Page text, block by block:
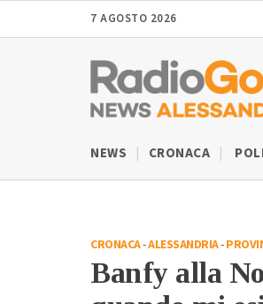
7 AGOSTO 2026
NEWS CRONACA
CRONACA-ALESSANDRIA-
Banfy alla